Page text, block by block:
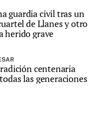
guardia civil tras un
de Llanes y otro
herido grave
centenaria
las generaciones